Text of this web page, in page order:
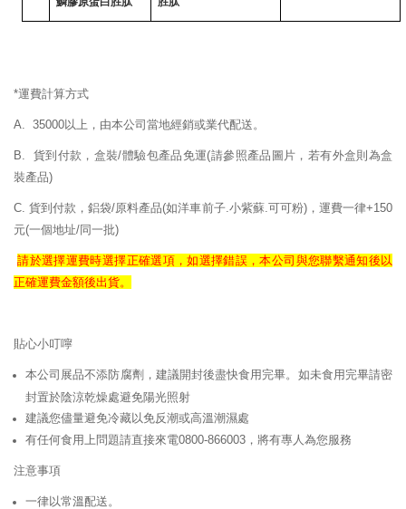
*運費計算方式
A. 35000以上，由本公司當地經銷或業代配送。
B. 貨到付款，盒裝/體驗包產品免運(請參照產品圖片，若有外盒則為盒
裝產品)
C. 貨到付款，鋁袋/原料產品(如洋車前子.小紫蘇.可可粉)，運費一律+150
元(一個地址/同一批)
請於選擇運費時選擇正確選項，如選擇錯誤，本公司與您聯繫通知後以
正確運費金額後出貨。
貼心小叮嚀
本公司展品不添防腐劑，建議開封後盡快食用完畢。如未食用完畢請密
封置於陰涼乾燥處避免陽光照射
建議您儘量避免冷藏以免反潮或高溫潮濕處
有任何食用上問題請直接來電0800-866003，將有專人為您服務
注意事項
一律以常溫配送。